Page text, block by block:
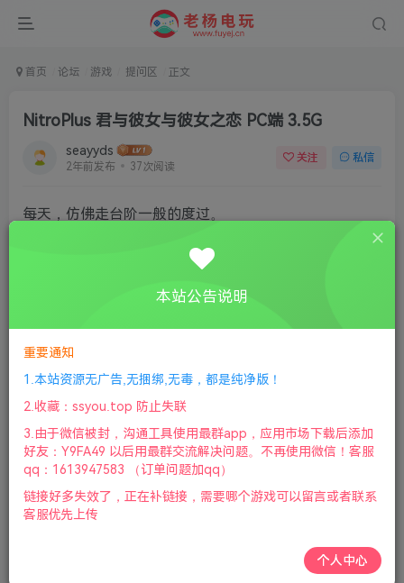
首页 论坛 游戏 提问区 正文
NitroPlus 君与彼女与彼女之恋 PC端 3.5G
seayyds
2年前发布 37次阅读
关注 私信
每天，仿佛走台阶一般的度过。
人气偶像的曾根美雪虽然是青梅竹马，
她来往，就这样做为普通同学度过平凡的每一天。
一天，心一被好友曙雄太郎叫到了天台上，在那里却碰
上了无法融入班级的电波女向日葵。
本站公告说明
重要通知
1.本站资源无广告,无捆绑,无毒，都是纯净版！
2.收藏：ssyou.top 防止失联
3.由于微信被封，沟通工具使用最群app，应用市场下载后添加
好友：Y9FA49 以后用最群交流解决问题。不再使用微信！客服
qq：1613947583 （订单问题加qq）
链接好多失效了，正在补链接，需要哪个游戏可以留言或者联系
客服优先上传
个人中心